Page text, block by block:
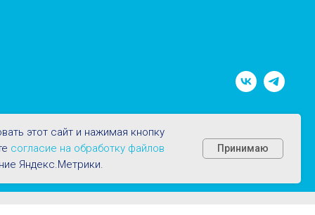
этот сайт и нажимая кнопку
согласие на обработку файлов
Яндекс.Метрики.
Принимаю